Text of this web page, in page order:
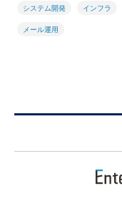
システム開発 インフラ
メール運用